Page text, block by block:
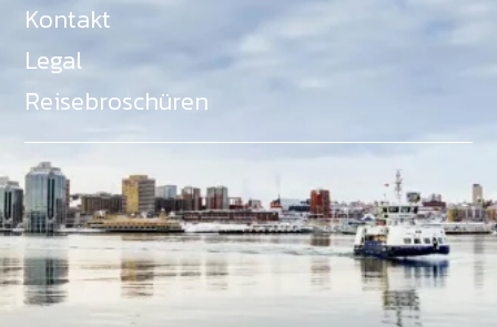
Kontakt
Legal
Reisebroschüren
Als Teil des Ministeriums für Gemeinden, Kultur,
Tourismus und Kulturerbe, setzt sich Tourism Nova
Scotia aktiv für die Förderung von
Gleichberechtigung, Vielfalt, Inklusion und
Barrierefreiheit in ganz Nova Scotia ein und
unterstützt Partner, die dieses Engagement teilen.